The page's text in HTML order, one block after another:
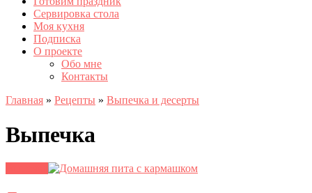
Сервировка стола
Моя кухня
Подписка
О проекте
Обо мне
Контакты
Главная » Рецепты » Выпечка и десерты
Выпечка